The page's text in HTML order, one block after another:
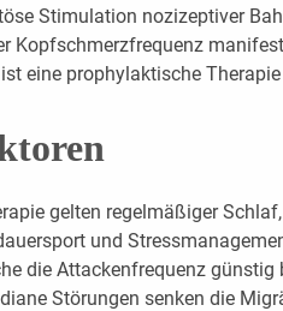
Stimulation nozizeptiver
Kopfschmerzfrequenz
eine prophylaktische
gelten regelmäßiger
und
die Attackenfrequenz günstig
Störungen senken die